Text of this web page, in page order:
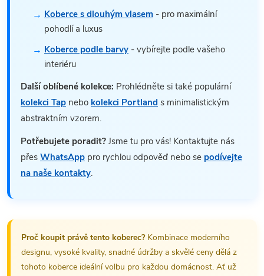
Koberce s dlouhým vlasem - pro maximální
pohodlí a luxus
Koberce podle barvy - vybírejte podle vašeho
interiéru
Další oblíbené kolekce: Prohlédněte si také populární
kolekci Tap nebo kolekci Portland s minimalistickým
abstraktním vzorem.
Potřebujete poradit? Jsme tu pro vás! Kontaktujte nás
přes WhatsApp pro rychlou odpověď nebo se podívejte
na naše kontakty.
Proč koupit právě tento koberec?Kombinace moderního
designu, vysoké kvality, snadné údržby a skvělé ceny dělá z
tohoto koberce ideální volbu pro každou domácnost. Ať už